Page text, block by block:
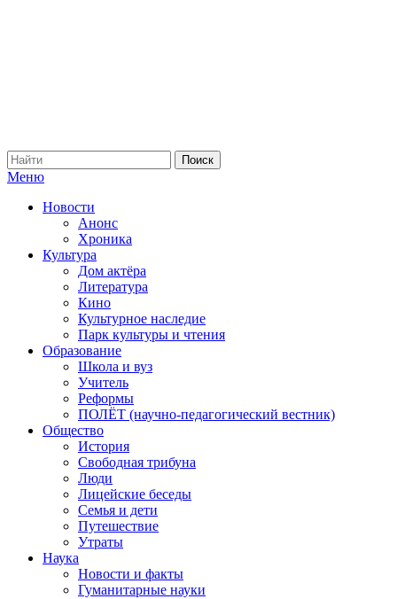
Меню
Новости
Анонс
Хроника
Культура
Дом актёра
Литература
Кино
Культурное наследие
Парк культуры и чтения
Образование
Школа и вуз
Учитель
Реформы
ПОЛЁТ (научно-педагогический вестник)
Общество
История
Свободная трибуна
Люди
Лицейские беседы
Семья и дети
Путешествие
Утраты
Наука
Новости и факты
Гуманитарные науки